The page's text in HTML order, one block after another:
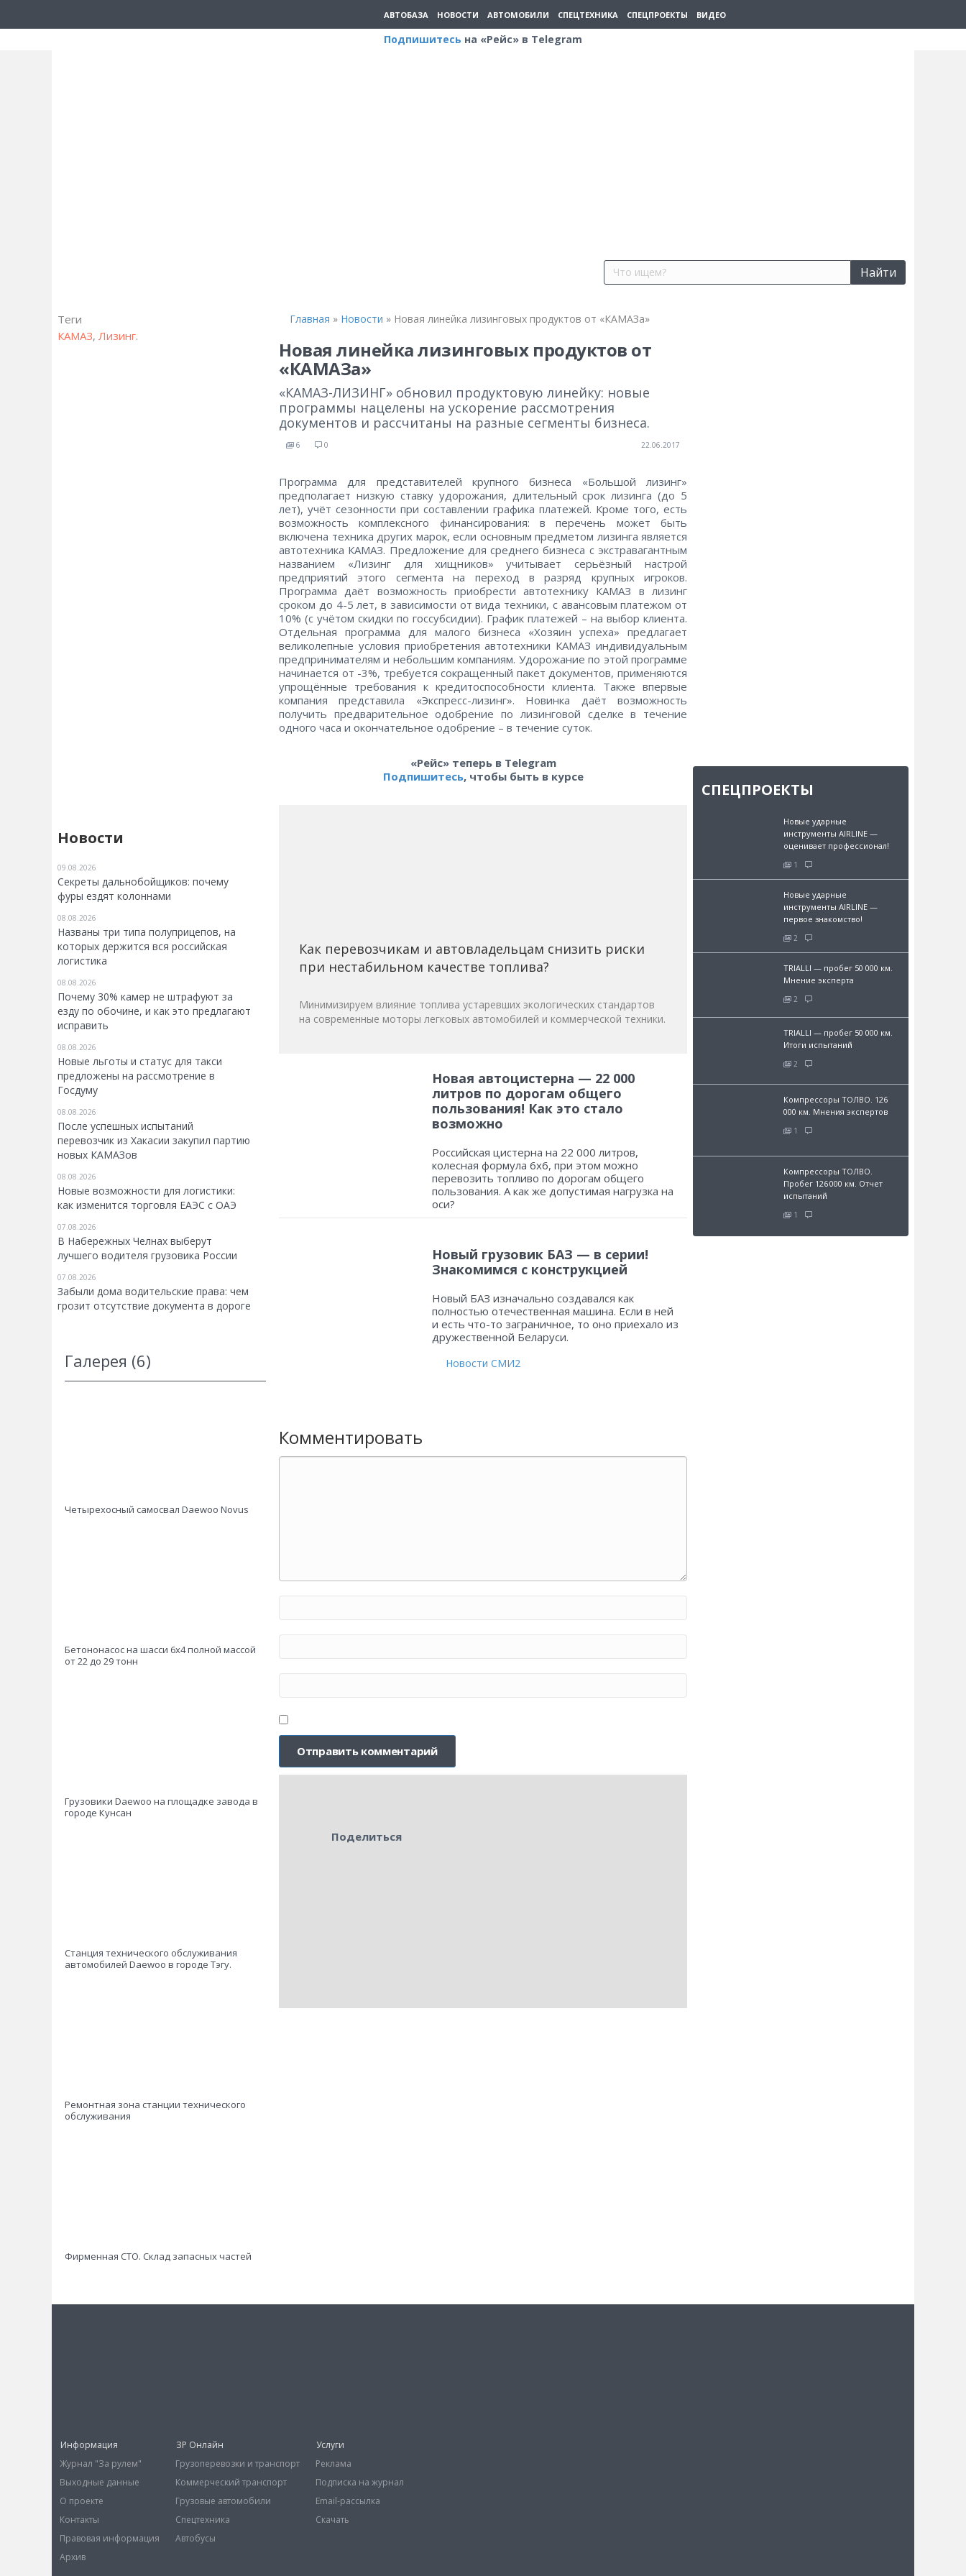
АВТОБАЗА НОВОСТИ АВТОМОБИЛИ СПЕЦТЕХНИКА СПЕЦПРОЕКТЫ ВИДЕО
Подпишитесь на «Рейс» в Telegram
Найти
Теги
КАМАЗ, Лизинг.
Новости
09.08.2026
Секреты дальнобойщиков: почему
фуры ездят колоннами
08.08.2026
Названы три типа полуприцепов, на
которых держится вся российская
логистика
08.08.2026
Почему 30% камер не штрафуют за
езду по обочине, и как это предлагают
исправить
08.08.2026
Новые льготы и статус для такси
предложены на рассмотрение в
Госдуму
08.08.2026
После успешных испытаний
перевозчик из Хакасии закупил партию
новых КАМАЗов
08.08.2026
Новые возможности для логистики:
как изменится торговля ЕАЭС с ОАЭ
07.08.2026
В Набережных Челнах выберут
лучшего водителя грузовика России
07.08.2026
Забыли дома водительские права: чем
грозит отсутствие документа в дороге
Галерея (6)
Четырехосный самосвал Daewoo Novus
Бетононасос на шасси 6х4 полной массой
от 22 до 29 тонн
Грузовики Daewoo на площадке завода в
городе Кунсан
Станция технического обслуживания
автомобилей Daewoo в городе Тэгу.
Ремонтная зона станции технического
обслуживания
Фирменная СТО. Склад запасных частей
Главная » Новости » Новая линейка лизинговых продуктов от «КАМАЗа»
Новая линейка лизинговых продуктов от
«КАМАЗа»
«КАМАЗ-ЛИЗИНГ» обновил продуктовую линейку: новые
программы нацелены на ускорение рассмотрения
документов и рассчитаны на разные сегменты бизнеса.
6 0 22.06.2017
Программа для представителей крупного бизнеса «Большой лизинг»
предполагает низкую ставку удорожания, длительный срок лизинга (до 5
лет), учёт сезонности при составлении графика платежей. Кроме того, есть
возможность комплексного финансирования: в перечень может быть
включена техника других марок, если основным предметом лизинга является
автотехника КАМАЗ. Предложение для среднего бизнеса с экстравагантным
названием «Лизинг для хищников» учитывает серьёзный настрой
предприятий этого сегмента на переход в разряд крупных игроков.
Программа даёт возможность приобрести автотехнику КАМАЗ в лизинг
сроком до 4-5 лет, в зависимости от вида техники, с авансовым платежом от
10% (с учётом скидки по госсубсидии). График платежей – на выбор клиента.
Отдельная программа для малого бизнеса «Хозяин успеха» предлагает
великолепные условия приобретения автотехники КАМАЗ индивидуальным
предпринимателям и небольшим компаниям. Удорожание по этой программе
начинается от -3%, требуется сокращенный пакет документов, применяются
упрощённые требования к кредитоспособности клиента. Также впервые
компания представила «Экспресс-лизинг». Новинка даёт возможность
получить предварительное одобрение по лизинговой сделке в течение
одного часа и окончательное одобрение – в течение суток.
«Рейс» теперь в Telegram
Подпишитесь, чтобы быть в курсе
Как перевозчикам и автовладельцам снизить риски
при нестабильном качестве топлива?
Минимизируем влияние топлива устаревших экологических стандартов
на современные моторы легковых автомобилей и коммерческой техники.
Новая автоцистерна — 22 000
литров по дорогам общего
пользования! Как это стало
возможно
Российская цистерна на 22 000 литров,
колесная формула 6х6, при этом можно
перевозить топливо по дорогам общего
пользования. А как же допустимая нагрузка на
оси?
Новый грузовик БАЗ — в серии!
Знакомимся с конструкцией
Новый БАЗ изначально создавался как
полностью отечественная машина. Если в ней
и есть что-то заграничное, то оно приехало из
дружественной Беларуси.
Новости СМИ2
Комментировать
Поделиться
СПЕЦПРОЕКТЫ
Новые ударные
инструменты AIRLINE —
оценивает профессионал!
1
Новые ударные
инструменты AIRLINE —
первое знакомство!
2
TRIALLI — пробег 50 000 км.
Мнение эксперта
2
TRIALLI — пробег 50 000 км.
Итоги испытаний
2
Компрессоры ТОЛВО. 126
000 км. Мнения экспертов
1
Компрессоры ТОЛВО.
Пробег 126 000 км. Отчет
испытаний
1
Информация
Журнал "За рулем"
Выходные данные
О проекте
Контакты
Правовая информация
Архив
ЗР Онлайн
Грузоперевозки и транспорт
Коммерческий транспорт
Грузовые автомобили
Спецтехника
Автобусы
Услуги
Реклама
Подписка на журнал
Email-рассылка
Скачать